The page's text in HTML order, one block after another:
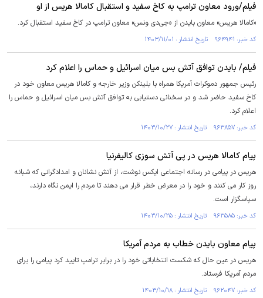
فیلم/ورود معاون ترامپ به کاخ سفید و استقبال کامالا هریس از او
«کامالا هریس» معاون بایدن از «جی‌دی ونس» معاون ترامپ در کاخ سفید استقبال کرد.
کد خبر: ۹۶۴۹۴۱ تاریخ انتشار : ۱۴۰۳/۱۱/۰۱
فیلم/ بایدن توافق آتش بس میان اسرائیل و حماس را اعلام کرد
رئیس جمهور دموکرات آمریکا همراه با بلینکن وزیر خارجه و کامالا هریس معاون خود در
کاخ سفید حاضر شد و در سخنانی دستیابی به توافق آتش بس میان اسرائیل و حماس را
اعلام کرد.
کد خبر: ۹۶۳۸۵۷ تاریخ انتشار : ۱۴۰۳/۱۰/۲۷
پیام کامالا هریس در پی آتش سوزی کالیفرنیا
هریس در پیامی در رسانه اجتماعی ایکس نوشت، از آتش نشانان و امدادگرانی که شبانه
روز کار می کنند و خود را در معرض خطر قرار می دهند تا مردم را ایمن نگاه دارند،
سپاسگزار است.
کد خبر: ۹۶۳۵۸۵ تاریخ انتشار : ۱۴۰۳/۱۰/۲۵
پیام معاون بایدن خطاب به مردم آمریکا
هریس در عین حال که شکست انتخاباتی خود را در برابر ترامپ تایید کرد پیامی را برای
مردم آمریکا فرستاد.
کد خبر: ۹۶۲۰۴۷ تاریخ انتشار : ۱۴۰۳/۱۰/۱۸